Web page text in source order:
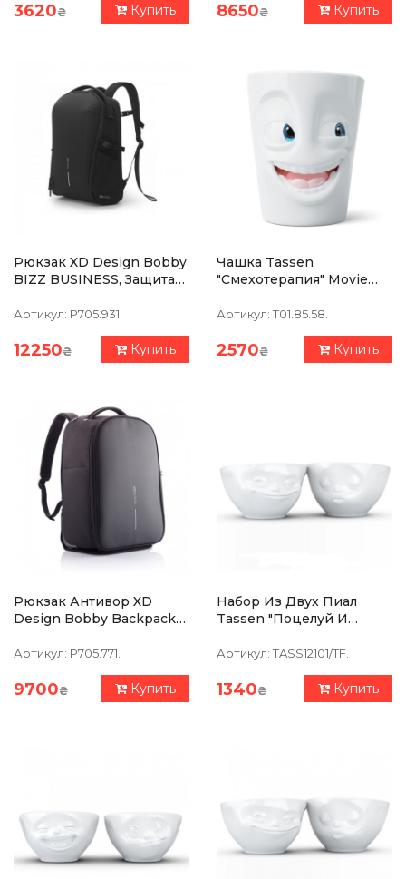
3620₴ Купить 8650₴ Купить
Рюкзак XD Design Bobby
BIZZ BUSINESS, Защита
Черный
Артикул: P705.931.
12250₴ Купить
Чашка Tassen
"Смехотерапия" Movie
Артикул: T01.85.58.
2570₴ Купить
Рюкзак Антивор XD
Design Bobby Backpack
Артикул: P705.771.
9700₴ Купить
Набор Из Двух Пиал
Tassen "Поцелуй И
Фарфор
Артикул: TASS12101/TF.
1340₴ Купить